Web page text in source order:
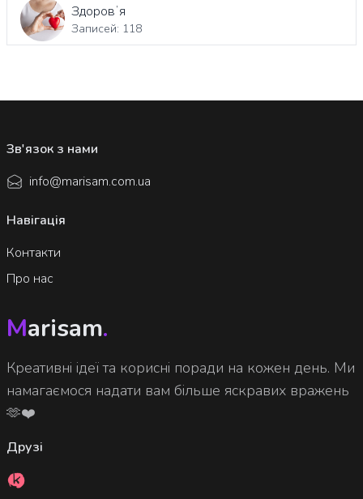
Здоровʼя
Записей: 118
Marisam.
Креативні ідеї та корисні поради на кожен день. Ми
намагаємося надати вам більше яскравих вражень
🫶❤️
Друзі
Навігація
Контакти
Про нас
Зв'язок з нами
info@marisam.com.ua